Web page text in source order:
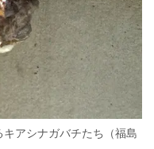
アシナガバチたち（福島